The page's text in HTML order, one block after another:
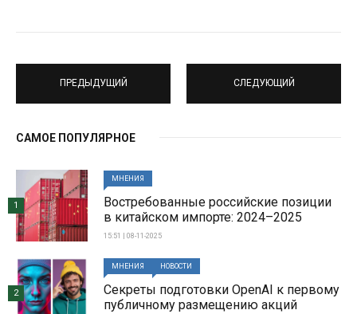
ПРЕДЫДУЩИЙ СЛЕДУЮЩИЙ
САМОЕ ПОПУЛЯРНОЕ
МНЕНИЯ
Востребованные российские позиции
в китайском импорте: 2024–2025
15:51 | 08-11-2025
1
МНЕНИЯ НОВОСТИ
Секреты подготовки OpenAI к первому
публичному размещению акций
2